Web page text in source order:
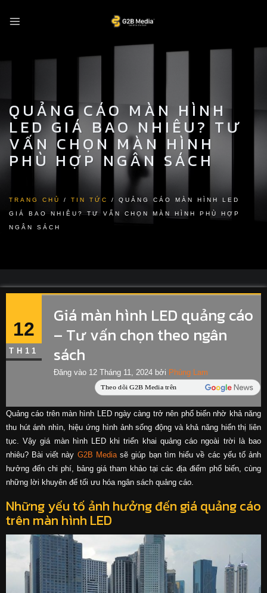
QUẢNG CÁO MÀN HÌNH
LED GIÁ BAO NHIÊU? TƯ
VẤN CHỌN MÀN HÌNH
PHÙ HỢP NGÂN SÁCH
TRANG CHỦ / TIN TỨC / QUẢNG CÁO MÀN HÌNH LED
GIÁ BAO NHIÊU? TƯ VẤN CHỌN MÀN HÌNH PHÙ HỢP
NGÂN SÁCH
12
TH11
Giá màn hình LED quảng cáo
– Tư vấn chọn theo ngân
sách
Đăng vào 12 Tháng 11, 2024bởi Phùng Lam
Quảng cáo trên màn hình LED ngày càng trở nên phổ biến nhờ khả năng
thu hút ánh nhìn, hiệu ứng hình ảnh sống động và khả năng hiển thị liên
tục. Vậy giá màn hình LED khi triển khai quảng cáo ngoài trời là bao
nhiêu? Bài viết này G2B Mediasẽ giúp bạn tìm hiểu về các yếu tố ảnh
hưởng đến chi phí, bảng giá tham khảo tại các địa điểm phổ biến, cùng
những lời khuyên để tối ưu hóa ngân sách quảng cáo.
Những yếu tố ảnh hưởng đến giá quảng cáo
trên màn hình LED